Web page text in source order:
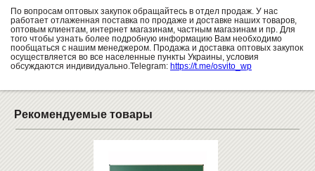
По вопросам оптовых закупок обращайтесь в отдел продаж. У нас
работает отлаженная поставка по продаже и доставке наших товаров,
оптовым клиентам, интернет магазинам, частным магазинам и пр. Для
того чтобы узнать более подробную информацию Вам необходимо
пообщаться с нашим менеджером. Продажа и доставка оптовых закупок
осуществляется во все населенные пункты Украины, условия
обсуждаются индивидуально.Telegram: https://t.me/osvito_wp
Рекомендуемые товары